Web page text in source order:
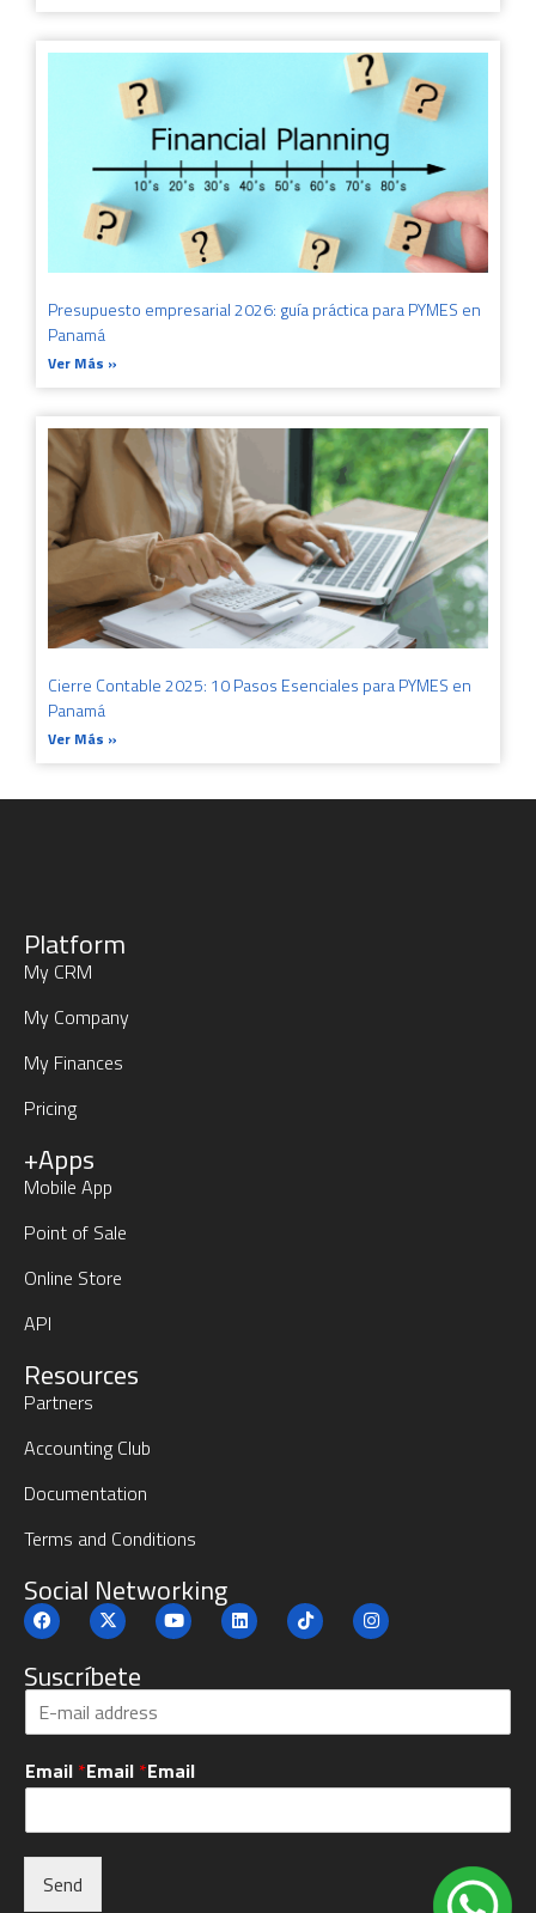
Presupuesto empresarial 2026: guía práctica para PYMES en
Panamá
Ver Más »
Cierre Contable 2025: 10 Pasos Esenciales para PYMES en
Panamá
Ver Más »
Platform
My CRM
My Company
My Finances
Pricing
+Apps
Mobile App
Point of Sale
Online Store
API
Resources
Partners
Accounting Club
Documentation
Terms and Conditions
Social Networking
Suscríbete
S
s
c
Email *Email *Email
Send